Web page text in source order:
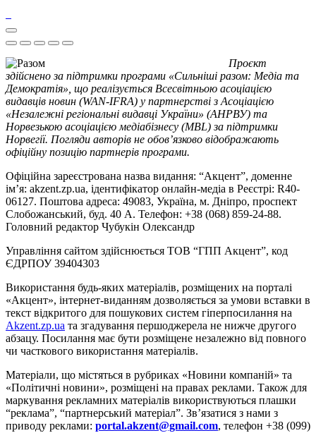
Проєкт
здійснено за підтримки програми «Сильніші разом: Медіа та
Демократія», що реалізується Всесвітньою асоціацією
видавців новин (WAN-IFRA) у партнерстві з Асоціацією
«Незалежні регіональні видавці України» (АНРВУ) та
Норвезькою асоціацією медіабізнесу (MBL) за підтримки
Норвегії. Погляди авторів не обов’язково відображають
офіційну позицію партнерів програми.
Офіційна зареєстрована назва видання: “Акцент”, доменне
ім’я: akzent.zp.ua, ідентифікатор онлайн-медіа в Реєстрі: R40-
06127. Поштова адреса: 49083, Україна, м. Дніпро, проспект
Слобожанський, буд. 40 А. Телефон: +38 (068) 859-24-88.
Головний редактор Чубукін Олександр
Управління сайтом здійснюється ТОВ “ГПП Акцент”, код
ЄДРПОУ 39404303
Використання будь-яких матеріалів, розміщених на порталі
«Акцент», інтернет-виданням дозволяється за умови вставки в
текст відкритого для пошукових систем гіперпосилання на
Akzent.zp.ua та згадування першоджерела не нижче другого
абзацу. Посилання має бути розміщене незалежно від повного
чи часткового використання матеріалів.
Матеріали, що містяться в рубриках «Новини компаній» та
«Політичні новини», розміщені на правах реклами. Також для
маркування рекламних матеріалів використвуються плашки
“реклама”, “партнерський матеріал”. Зв’язатися з нами з
приводу реклами: portal.akzent@gmail.com, телефон +38 (099)